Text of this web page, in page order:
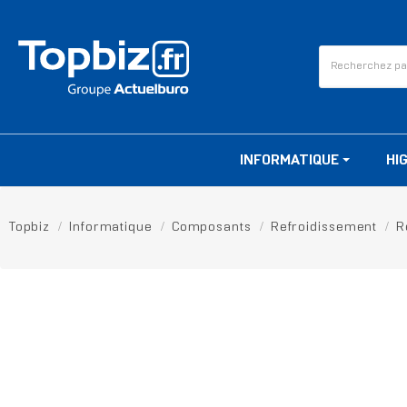
INFORMATIQUE
Topbiz Informatique Composants Refroidissement